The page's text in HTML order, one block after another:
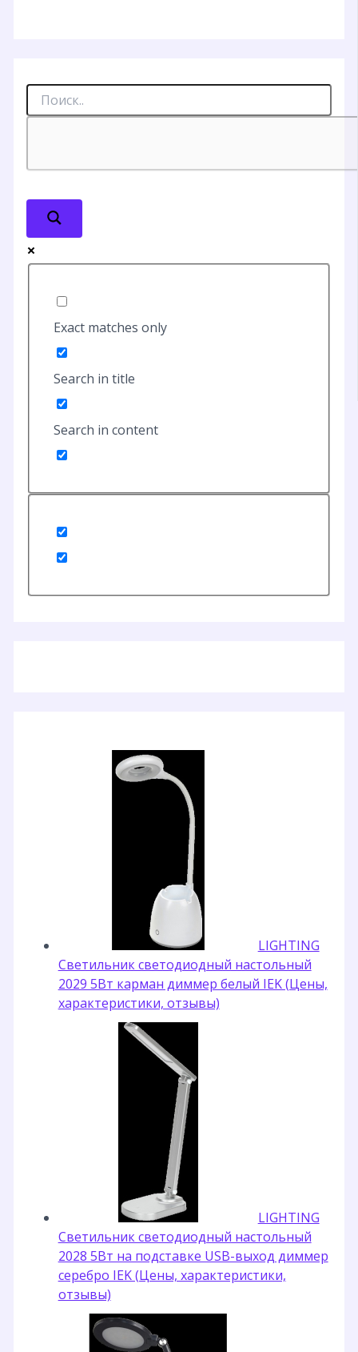
Exact matches only
Search in title
Search in content
LIGHTING
Светильник светодиодный настольный
2029 5Вт карман диммер белый IEK (Цены,
характеристики, отзывы)
LIGHTING
Светильник светодиодный настольный
2028 5Вт на подставке USB-выход диммер
серебро IEK (Цены, характеристики,
отзывы)